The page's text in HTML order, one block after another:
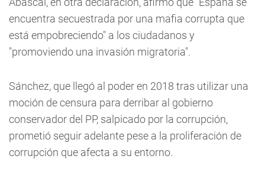
encuentra secuestrada por una mafia corrupta que
está empobreciendo" a los ciudadanos y
"promoviendo una invasión migratoria".
Sánchez, que llegó al poder en 2018 tras utilizar una
moción de censura para derribar al gobierno
conservador del PP, salpicado por la corrupción,
prometió seguir adelante pese a la proliferación de
corrupción que afecta a su entorno.